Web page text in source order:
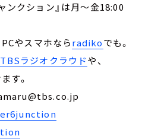
ンクション』は月～金18:00
やスマホならradikoでも。
TBSラジオクラウドや、
す。